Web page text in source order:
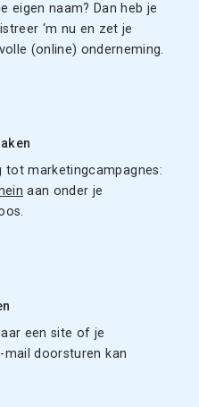
eigen naam? Dan heb je
‘m nu en zet je
(online) onderneming.
tot marketingcampagnes:
aan onder je
een site of je
mail doorsturen kan